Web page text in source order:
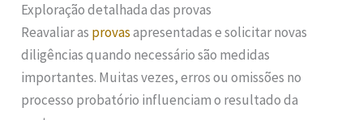
Exploração detalhada das provas
Reavaliar as provasapresentadas e solicitar novas
diligências quando necessário são medidas
importantes. Muitas vezes, erros ou omissões no
processo probatório influenciam o resultado da